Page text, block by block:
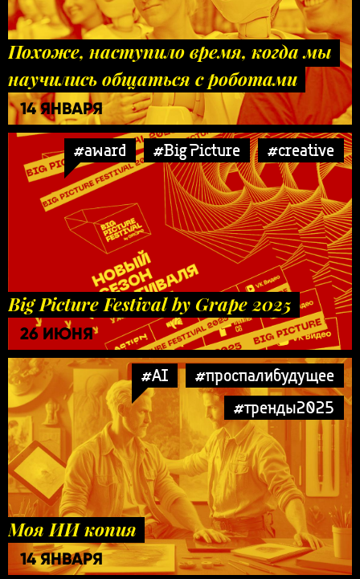
Похоже, наступило время, когда мы
научились общаться с роботами
14 ЯНВАРЯ
#award #Big Picture #creative
Big Picture Festival by Grape 2025
26 ИЮНЯ
#AI
#проспалибудущее
#тренды2025
Моя ИИ копия
14 ЯНВАРЯ